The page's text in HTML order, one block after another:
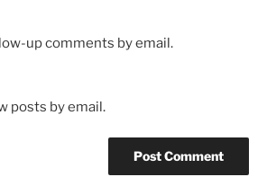
up comments by email.
posts by email.